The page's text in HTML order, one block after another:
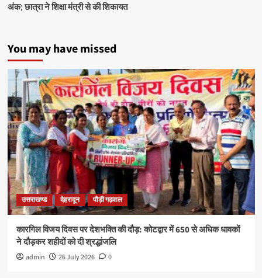
अंक; छात्रा ने शिक्षा मंत्री से की शिकायत
You may have missed
उत्तराखण्ड देहरादून पौड़ी गढ़वाल
कारगिल विजय दिवस पर देशभक्ति की दौड़: कोटद्वार में 650 से अधिक धावकों
ने दौड़कर शहीदों को दी श्रद्धांजलि
admin 26 July 2026 0